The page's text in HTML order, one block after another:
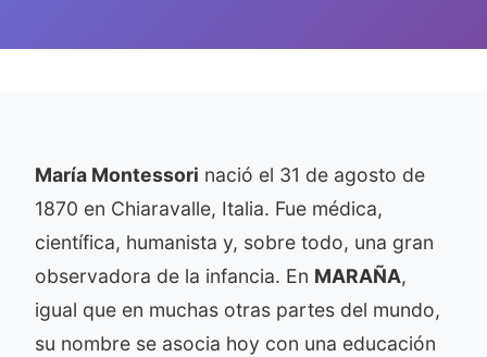
María Montessori nació el 31 de agosto de
1870 en Chiaravalle, Italia. Fue médica,
científica, humanista y, sobre todo, una gran
observadora de la infancia. En MARAÑA,
igual que en muchas otras partes del mundo,
su nombre se asocia hoy con una educación